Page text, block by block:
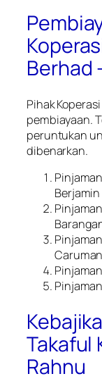
Berhad
Pihak
pembiayaan.
peruntukan
dibenarkan.
Berjamin
Caruman
Takaful
Rahnu